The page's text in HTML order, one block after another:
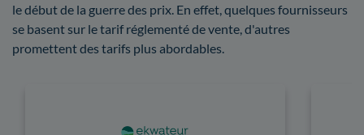
le début de la guerre des prix. En effet, quelques fournisseurs
se basent sur le tarif réglementé de vente, d'autres
promettent des tarifs plus abordables.